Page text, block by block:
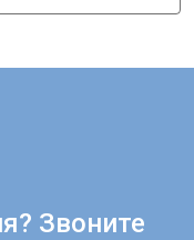
Звоните